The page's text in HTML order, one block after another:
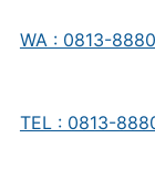
WA : 0813-
TEL : 0813-